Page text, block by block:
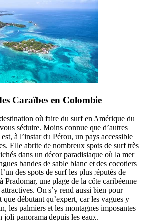
Caraïbes en Colombie
où faire du surf en Amérique du
séduire. Moins connue que d’autres
à l’instar du Pérou, un pays accessible
Elle abrite de nombreux spots de surf très
dans un décor paradisiaque où la mer
bandes de sable blanc et des cocotiers
des spots de surf les plus réputés de
Pradomar, une plage de la côte caribéenne
On s’y rend aussi bien pour
que débutant qu’expert, car les vagues y
les palmiers et les montagnes imposantes
joli panorama depuis les eaux.